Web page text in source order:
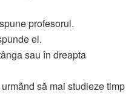
profesorul.
el.
sau în dreapta
să mai studieze timp